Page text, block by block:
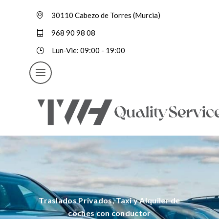
30110 Cabezo de Torres (Murcia)
968 90 98 08
Lun-Vie: 09:00 - 19:00
Traslados Privados, Taxi y Alquiler de
coches con conductor